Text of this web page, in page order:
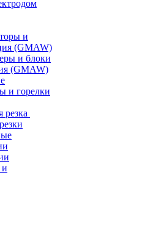
и
(GMAW)
и блоки
(GMAW)
и горелки
резка
и